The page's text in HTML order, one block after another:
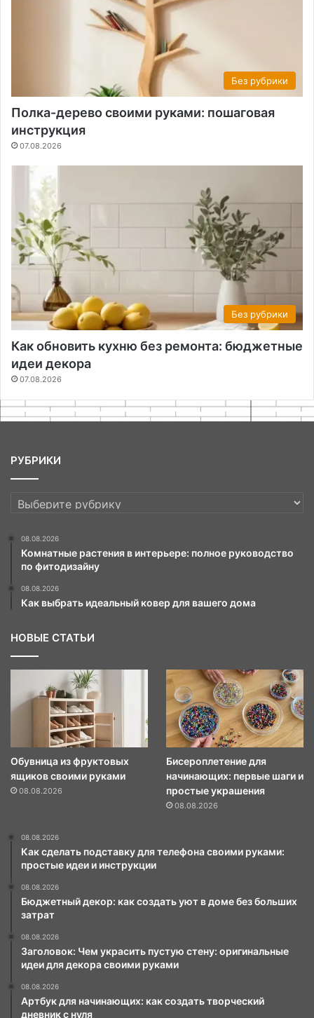
Без рубрики
Полка-дерево своими руками: пошаговая
инструкция
07.08.2026
Без рубрики
Как обновить кухню без ремонта: бюджетные
идеи декора
07.08.2026
РУБРИКИ
РУБРИКИ
08.08.2026
Комнатные растения в интерьере: полное руководство
по фитодизайну
08.08.2026
Как выбрать идеальный ковер для вашего дома
НОВЫЕ СТАТЬИ
Обувница из фруктовых
ящиков своими руками
08.08.2026
Бисероплетение для
начинающих: первые шаги и
простые украшения
08.08.2026
08.08.2026
Как сделать подставку для телефона своими руками:
простые идеи и инструкции
08.08.2026
Бюджетный декор: как создать уют в доме без больших
затрат
08.08.2026
Заголовок: Чем украсить пустую стену: оригинальные
идеи для декора своими руками
08.08.2026
Артбук для начинающих: как создать творческий
дневник с нуля